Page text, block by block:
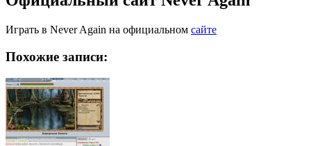
Играть в Never Again на официальном сайте
Похожие записи: